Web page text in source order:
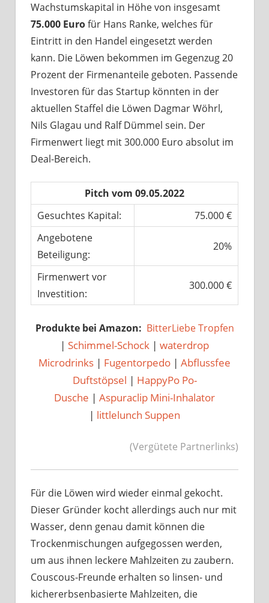
Wachstumskapital in Höhe von insgesamt
75.000 Eurofür Hans Ranke, welches für
Eintritt in den Handel eingesetzt werden
kann. Die Löwen bekommen im Gegenzug 20
Prozent der Firmenanteile geboten. Passende
Investoren für das Startup könnten in der
aktuellen Staffel die Löwen Dagmar Wöhrl,
Nils Glagau und Ralf Dümmel sein. Der
Firmenwert liegt mit 300.000 Euro absolut im
Deal-Bereich.
Pitch vom 09.05.2022
Gesuchtes Kapital:
75.000 €
Angebotene
Beteiligung:
20%
Firmenwert vor
Investition:
300.000 €
Produkte bei Amazon: BitterLiebe Tropfen
| Schimmel-Schock | waterdrop
Microdrinks | Fugentorpedo | Abflussfee
Duftstöpsel | HappyPo Po-
Dusche | Aspuraclip Mini-Inhalator
| littlelunch Suppen
(Vergütete Partnerlinks)
Für die Löwen wird wieder einmal gekocht.
Dieser Gründer kocht allerdings auch nur mit
Wasser, denn genau damit können die
Trockenmischungen aufgegossen werden,
um aus ihnen leckere Mahlzeiten zu zaubern.
Couscous-Freunde erhalten so linsen- und
kichererbsenbasierte Mahlzeiten, die